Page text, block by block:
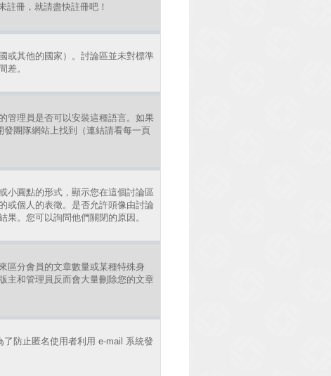
冊，就請盡快註冊吧！
或其他的國家）。討論區並未對標準
差。
管理員是否可以安裝這種語言。如果
團隊網站上找到（連結請看每一頁
小圓點的形式，顯示您在這個討論區
或個人的表徵。是否允許頭像由討論
。您可以詢問他們關閉的原因。
區分會員的文章數量或某種特殊身
主和管理員反而會大量刪除您的文章
防止匿名使用者利用 e-mail 系統發